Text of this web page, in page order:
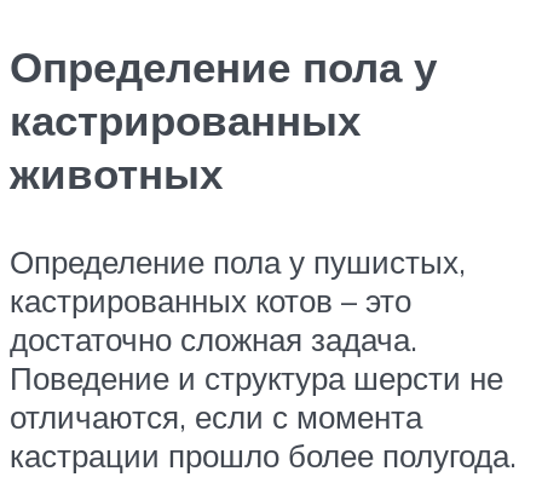
Определение пола у
кастрированных
животных
Определение пола у пушистых,
кастрированных котов – это
достаточно сложная задача.
Поведение и структура шерсти не
отличаются, если с момента
кастрации прошло более полугода.